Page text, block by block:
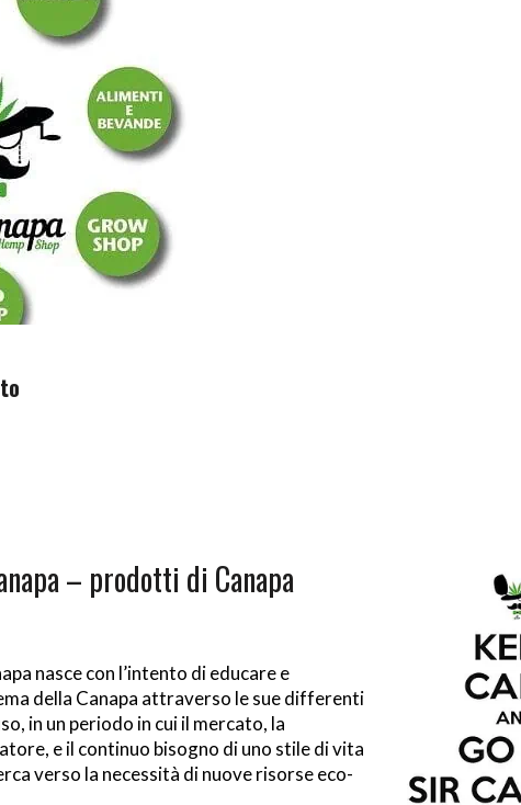
– prodotti di Canapa
nasce con l’intento di educare e
della Canapa attraverso le sue differenti
in un periodo in cui il mercato, la
e il continuo bisogno di uno stile di vita
verso la necessità di nuove risorse eco-